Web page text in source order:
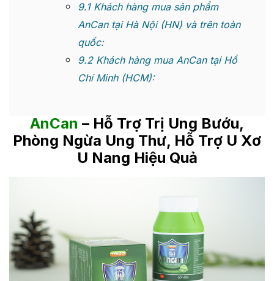
9.1Khách hàng mua sản phẩm
AnCan tại Hà Nội (HN) và trên toàn
quốc:
9.2Khách hàng mua AnCan tại Hồ
Chí Minh (HCM):
AnCan – Hỗ Trợ Trị Ung Bướu,
Phòng Ngừa Ung Thư, Hỗ Trợ U Xơ
U Nang Hiệu Quả